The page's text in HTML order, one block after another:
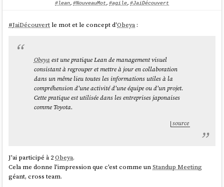
#lean, #NouveauMot, #agile, #JaiDécouvert
#JaiDécouvertle mot et le concept d'Obeya :
Obeyaest une pratique Lean de management visuel
consistant à regrouper et mettre à jour en collaboration
dans un même lieu toutes les informations utiles à la
compréhension d'une activité d'une équipe ou d'un projet.
Cette pratique est utilisée dans les entreprises japonaises
comme Toyota.
source
J'ai participé à 2Obeya.
Cela me donne l'impression que c'est comme unStandup Meeting
géant, cross team.